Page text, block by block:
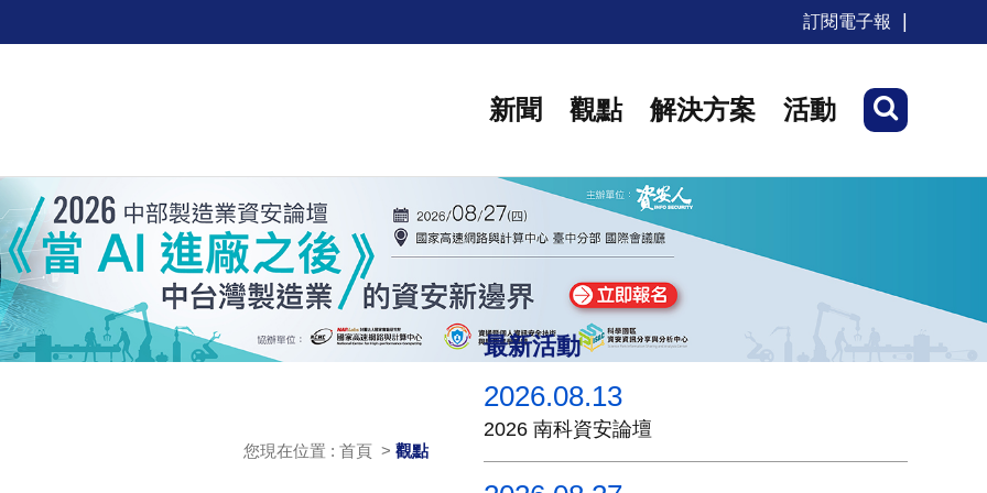
訂閱電子報
新聞 觀點 解決方案 活動
您現在位置 : 首頁 > 觀點
最新活動
2026.08.13
2026 南科資安論壇